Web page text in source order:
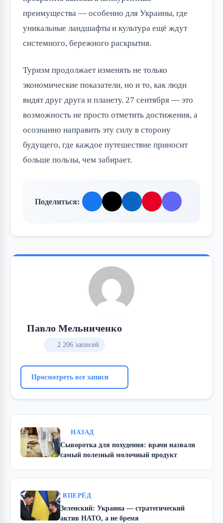
преимущества — особенно для Украины, где
уникальные ландшафты и культура ещё ждут
системного, бережного раскрытия.
Туризм продолжает изменять не только
экономические показатели, но и то, как люди
видят друг друга и планету. 27 сентября — это
возможность не просто отметить достижения, а
осознанно направить эту силу в сторону
будущего, где каждое путешествие приносит
больше пользы, чем забирает.
Поделиться:
Павло Мельниченко
2 206 записей
Просмотреть все записи
НАЗАД
Сыворотка для похудения: врачи назвали
самый полезный молочный продукт
ВПЕРЁД
Зеленский: Украина — стратегический
актив НАТО, а не бремя